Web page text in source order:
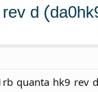
d
quanta hk9